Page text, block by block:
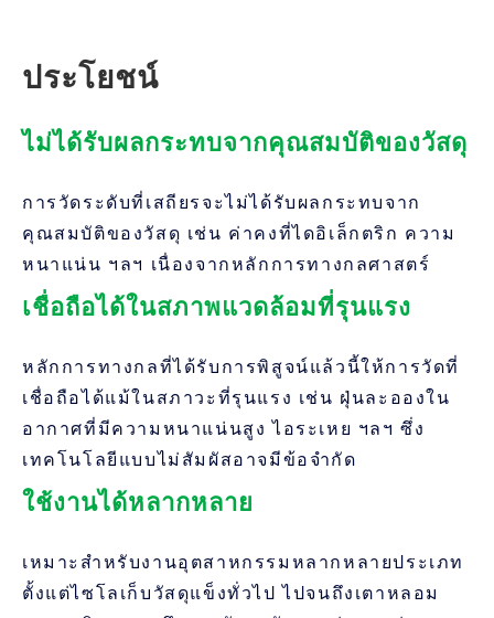
ประโยชน์
ไม่ได้รับผลกระทบจากคุณสมบัติของวัสดุ
การวัดระดับที่เสถียรจะไม่ได้รับผลกระทบจาก
คุณสมบัติของวัสดุ เช่น ค่าคงที่ไดอิเล็กตริก ความ
หนาแน่น ฯลฯ เนื่องจากหลักการทางกลศาสตร์
เชื่อถือได้ในสภาพแวดล้อมที่รุนแรง
หลักการทางกลที่ได้รับการพิสูจน์แล้วนี้ให้การวัดที่
เชื่อถือได้แม้ในสภาวะที่รุนแรง เช่น ฝุ่นละอองใน
อากาศที่มีความหนาแน่นสูง ไอระเหย ฯลฯ ซึ่ง
เทคโนโลยีแบบไม่สัมผัสอาจมีข้อจำกัด
ใช้งานได้หลากหลาย
เหมาะสำหรับงานอุตสาหกรรมหลากหลายประเภท
ตั้งแต่ไซโลเก็บวัสดุแข็งทั่วไป ไปจนถึงเตาหลอม